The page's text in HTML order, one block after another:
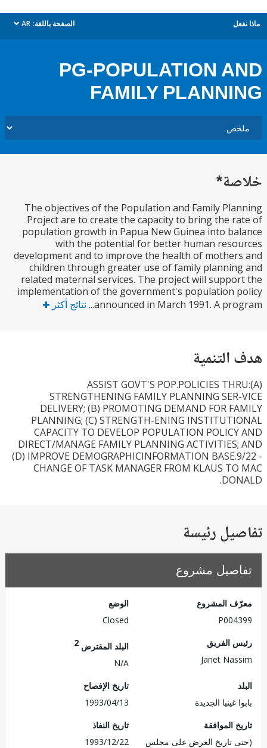
الصفحة باللغة: AR
dropdown
PG-POPULATION
FAMILY
The objectives of the Population and Family
Project are to create the capacity to bring the
population growth in Papua New Guinea into
with the potential for better human
development and to improve the health of
children through greater use of family
related maternal services. The project will
implementation of the government's population
announced in March 1991. A
نتائج أكثر
ASSIST GOVT'S POP.POLICIES
STRENGTHENING FAMILY PLANNING
DELIVERY; (B) PROMOTING DEMAND FOR
PLANNING; (C) STRENGTH-ENING
CAPACITY TO DEVELOP POPULATION
DIRECT/MANAGE FAMILY PLANNING
(D) IMPROVE DEMOGRAPHICINFORMATION
CHANGE OF TASK MANAGER FROM KLAUS
رئيسة
مشروع
المشروع
الفريق
Janet
البلد المقترض
غينيا الجديدة
تاريخ الإفصاح
1993/04/13
الموافقة
تاريخ العرض على مجلس
تاريخ النفاذ
1993/12/22